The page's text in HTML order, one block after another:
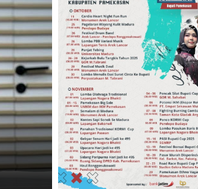
BERITA
Milik Tokoh
Biru Tetap
Penindakan